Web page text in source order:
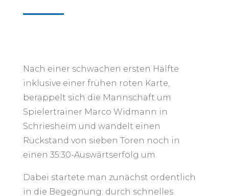
Nach einer schwachen ersten Hälfte
inklusive einer frühen roten Karte,
berappelt sich die Mannschaft um
Spielertrainer Marco Widmann in
Schriesheim und wandelt einen
Rückstand von sieben Toren noch in
einen 35:30-Auswärtserfolg um.
Dabei startete man zunächst ordentlich
in die Begegnung: durch schnelles